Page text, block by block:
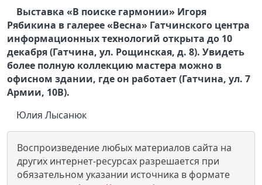
Выставка «В поиске гармонии» Игоря
Рябикина в галерее «Весна» Гатчинского центра
информационных технологий открыта до 10
декабря (Гатчина, ул. Рощинская, д. 8). Увидеть
более полную коллекцию мастера можно в
офисном здании, где он работает (Гатчина, ул. 7
Армии, 10В).
Юлия Лысанюк
Воспроизведение любых материалов сайта на
других интернет-ресурсах разрешается при
обязательном указании источника в формате